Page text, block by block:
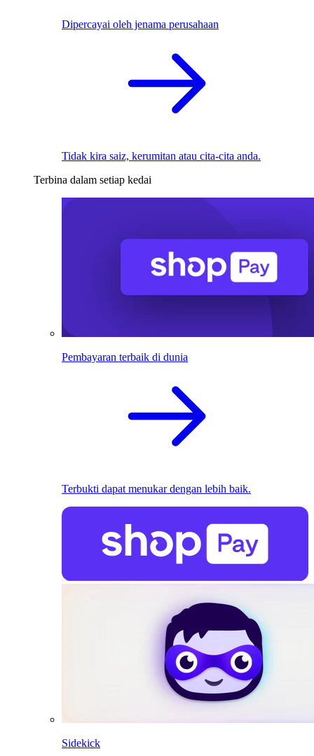
Dipercayai oleh jenama perusahaan
Tidak kira saiz, kerumitan atau cita-cita anda.
Terbina dalam setiap kedai
Pembayaran terbaik di dunia
Terbukti dapat menukar dengan lebih baik.
Sidekick